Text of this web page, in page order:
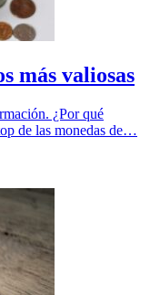
más valiosas
¿Por qué
de las monedas de…